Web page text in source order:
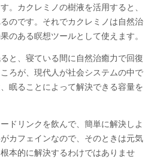
。カクレミノの樹液を活用すると、
のです。それでカクレミノは自然治
のある瞑想ツールとして使えます。
と、寝ている間に自然治癒力で回復
ろが、現代人が社会システムの中で
眠ることによって解決できる容量を
ドリンクを飲んで、簡単に解決しよ
カフェインなので、そのときは元気
本的に解決するわけではありませ